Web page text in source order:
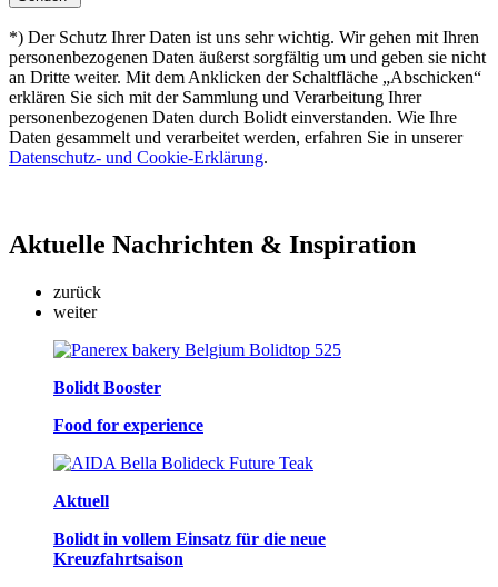
*) Der Schutz Ihrer Daten ist uns sehr wichtig. Wir gehen mit Ihren
personenbezogenen Daten äußerst sorgfältig um und geben sie nicht
an Dritte weiter. Mit dem Anklicken der Schaltfläche „Abschicken“
erklären Sie sich mit der Sammlung und Verarbeitung Ihrer
personenbezogenen Daten durch Bolidt einverstanden. Wie Ihre
Daten gesammelt und verarbeitet werden, erfahren Sie in unserer
Datenschutz- und Cookie-Erklärung.
Aktuelle Nachrichten & Inspiration
zurück
weiter
Bolidt Booster
Food for experience
Aktuell
Bolidt in vollem Einsatz für die neue
Kreuzfahrtsaison